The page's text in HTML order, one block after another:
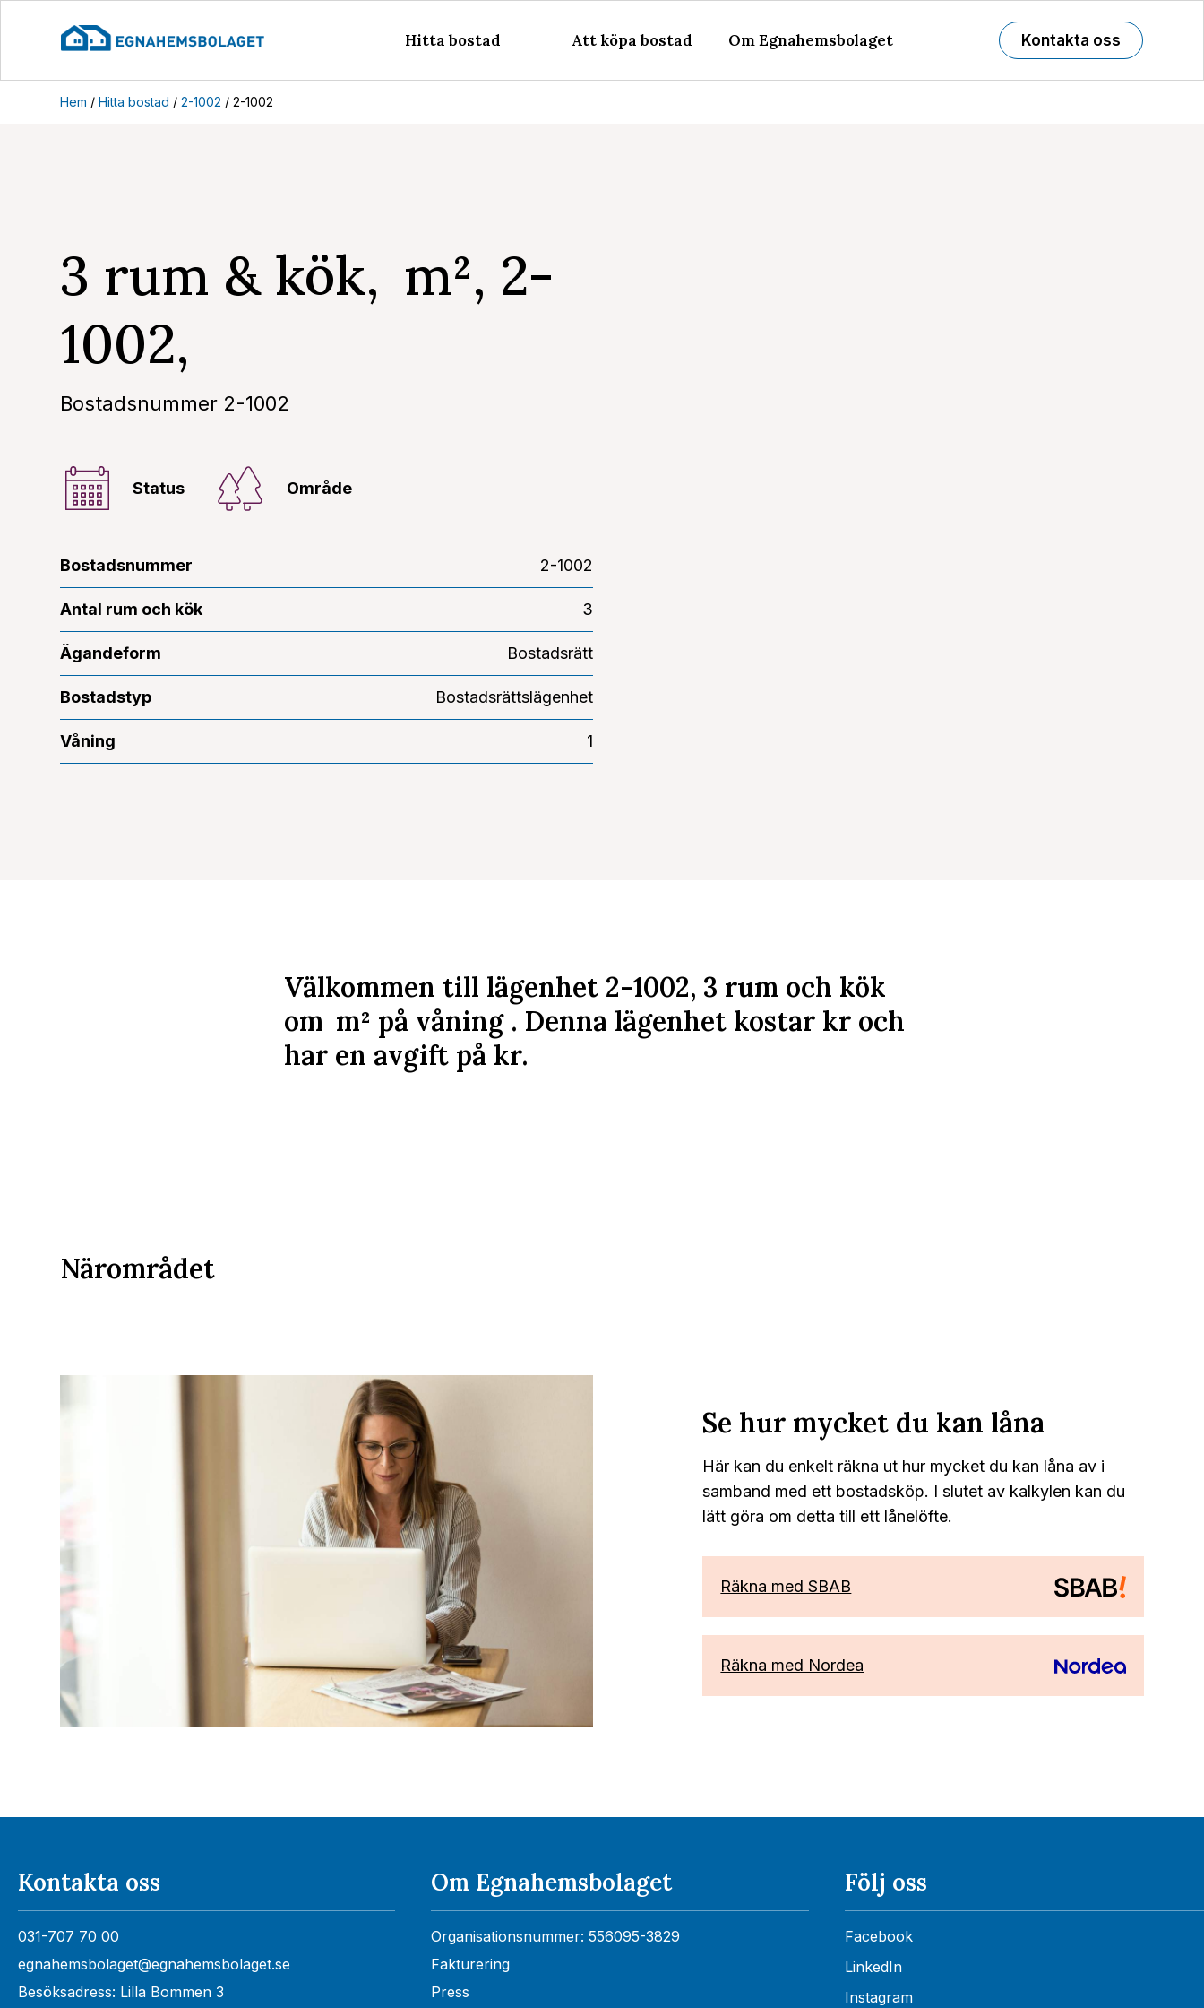
Hitta bostad Att köpa bostad Om Egnahemsbolaget Kontakta oss
Hem /Hitta bostad /2-1002 /2-1002
3 rum & kök, m², 2-
1002,
Bostadsnummer 2-1002
Status Område
Bostadsnummer 2-1002
Antal rum och kök 3
Ägandeform Bostadsrätt
Bostadstyp Bostadsrättslägenhet
Våning 1
Välkommen till lägenhet 2-1002, 3 rum och kök
om m² på våning . Denna lägenhet kostar kr och
har en avgift på kr.
Närområdet
Se hur mycket du kan låna
Här kan du enkelt räkna ut hur mycket du kan låna av i
samband med ett bostadsköp. I slutet av kalkylen kan du
lätt göra om detta till ett lånelöfte.
Räkna med SBAB
Räkna med Nordea
Kontakta oss
031-707 70 00
egnahemsbolaget@egnahemsbolaget.se
Besöksadress: Lilla Bommen 3
Om Egnahemsbolaget
Organisationsnummer: 556095-3829
Fakturering
Press
Följ oss
Facebook
LinkedIn
Instagram